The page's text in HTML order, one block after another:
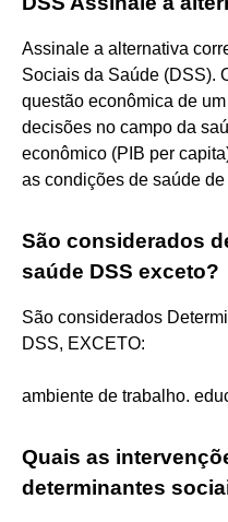
Assinale a alternativa
Sociais da Saúde (DSS).
questão econômica de
decisões no campo da
econômico (PIB per
as condições de saúde
São considerados
saúde DSS exceto?
São considerados
DSS, EXCETO:
ambiente de trabalho.
Quais as
determinantes